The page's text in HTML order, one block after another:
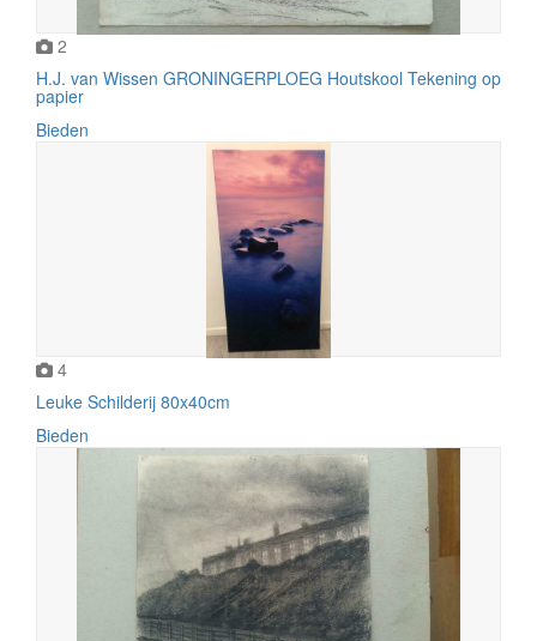
2
H.J. van Wissen GRONINGERPLOEG Houtskool Tekening op
papier
Bieden
4
Leuke Schilderij 80x40cm
Bieden